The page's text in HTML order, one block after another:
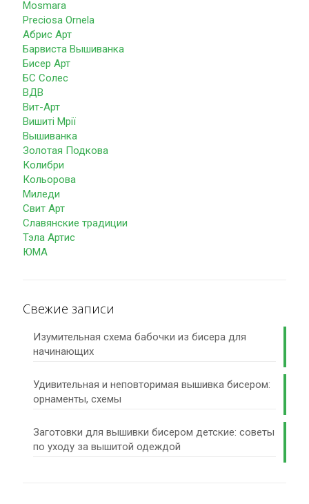
Mosmara
Preciosa Ornela
Абрис Арт
Барвиста Вышиванка
Бисер Арт
БС Солес
ВДВ
Вит-Арт
Вишиті Мрії
Вышиванка
Золотая Подкова
Колибри
Кольорова
Миледи
Свит Арт
Славянские традиции
Тэла Артис
ЮМА
Свежие записи
Изумительная схема бабочки из бисера для
начинающих
Удивительная и неповторимая вышивка бисером:
орнаменты, схемы
Заготовки для вышивки бисером детские: советы
по уходу за вышитой одеждой